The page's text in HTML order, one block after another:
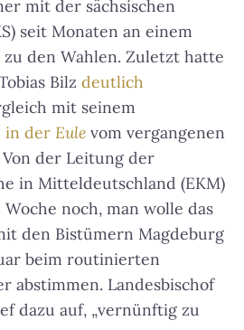
mit der sächsischen
seit Monaten an einem
den Wahlen. Zuletzt hatte
Bilz deutlich
mit seinem
in der Eule vom vergangenen
der Leitung der
in Mitteldeutschland (EKM)
noch, man wolle das
den Bistümern Magdeburg
beim routinierten
abstimmen. Landesbischof
dazu auf, „vernünftig zu